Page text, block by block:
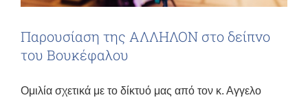
Παρουσίαση της ΑΛΛΗΛΟΝ στο δείπνο
του Βουκέφαλου
Ομιλία σχετικά με το δίκτυό μας από τον κ. Αγγελο